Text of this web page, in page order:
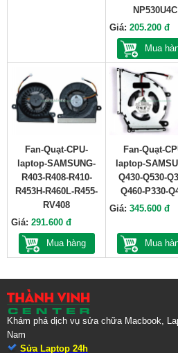
NP530U4C
Giá:205.200 đ
Mua
Fan-Quạt-CPU-
laptop-SAMSUNG-
R403-R408-R410-
R453H-R460L-R455-
RV408
Giá: 291.600 đ
Mua hàng
Fan-Quạt-
laptop-
Q430-Q530-
Q460-P330-
Giá:345.600 đ
Mua
Khám phá dịch vụ sửa chữa Macbook,
Nam
Sửa Laptop 24h